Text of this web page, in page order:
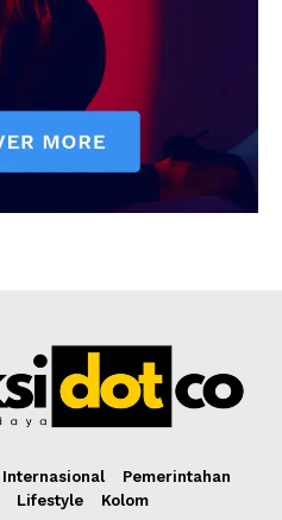
Internasional
Pemerintahan
Lifestyle Kolom